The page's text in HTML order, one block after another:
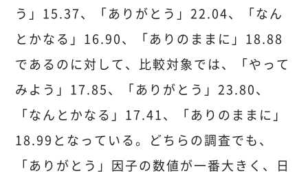
う」15.37、「ありがとう」22.04、「なん
とかなる」16.90、「ありのままに」18.88
であるのに対して、比較対象では、「やって
みよう」17.85、「ありがとう」23.80、
「なんとかなる」17.41、「ありのままに」
18.99となっている。どちらの調査でも、
「ありがとう」因子の数値が一番大きく、日